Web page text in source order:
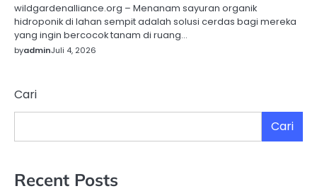
wildgardenalliance.org – Menanam sayuran organik
hidroponik di lahan sempit adalah solusi cerdas bagi mereka
yang ingin bercocok tanam di ruang…
byadminJuli 4, 2026
Cari
Cari
Recent Posts